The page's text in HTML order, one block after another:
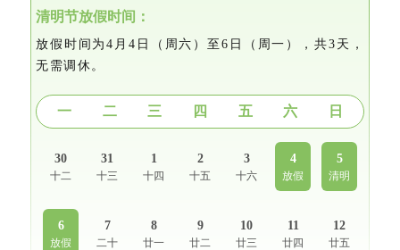
清明节放假时间：
放假时间为4月4日（周六）至6日（周一），共3天，
无需调休。
一 二 三 四 五 六 日
30
十二
31
十三
1
十四
2
十五
3
十六
4
放假
5
清明
6
放假
7
二十
8
廿一
9
廿二
10
廿三
11
廿四
12
廿五